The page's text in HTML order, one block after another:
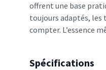
offrent une base
toujours adaptés, les
compter. L’essence
Spécifications